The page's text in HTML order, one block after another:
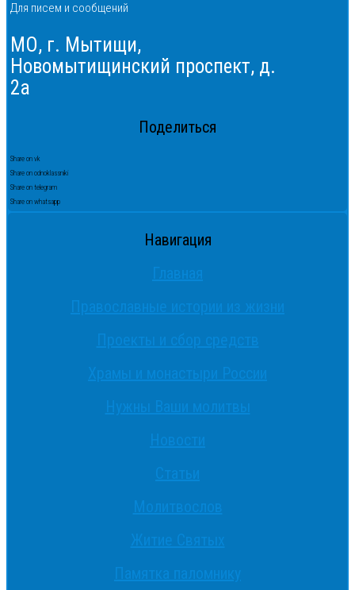
Для писем и сообщений
МО, г. Мытищи,
Новомытищинский проспект, д.
2а
Поделиться
Share on vk
Share on odnoklassniki
Share on telegram
Share on whatsapp
Навигация
Главная
Православные истории из жизни
Проекты и сбор средств
Храмы и монастыри России
Нужны Ваши молитвы
Новости
Статьи
Молитвослов
Житие Святых
Памятка паломнику